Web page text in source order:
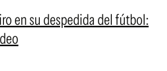
en su despedida del fútbol: